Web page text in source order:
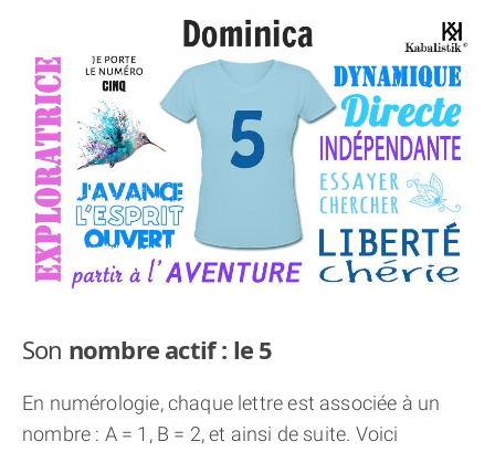
Son nombre actif : le 5
En numérologie, chaque lettre est associée à un
nombre : A = 1, B = 2, et ainsi de suite. Voici
APPRENDRE LA NUMÉROLOGIE
EXPLORER LA NUMÉROLOGIE
70.000 PRÉNOMS
(À PROPOS)